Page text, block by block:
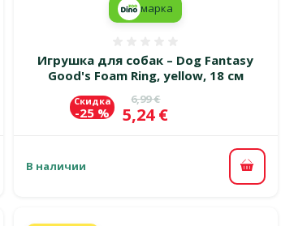
Игрушка для собак – Dog Fantasy
Good's Foam Ring, yellow, 18 см
Исходная цена
6,99 €
Цена
5,24 €
Скидка
-25 %
марка
В наличии В